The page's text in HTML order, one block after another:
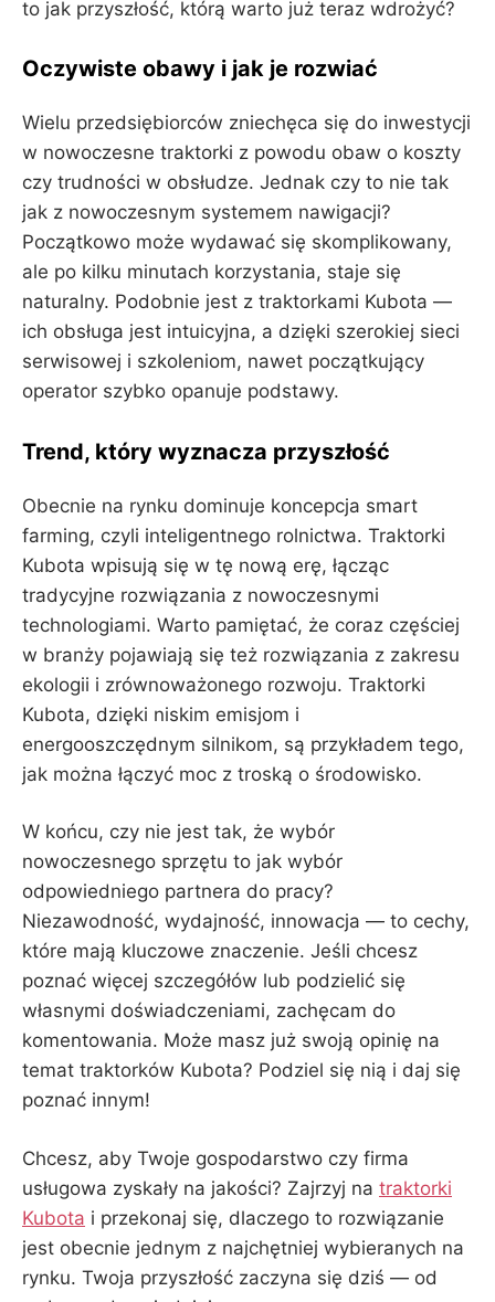
to jak przyszłość, którą warto już teraz wdrożyć?
Oczywiste obawy i jak je rozwiać
Wielu przedsiębiorców zniechęca się do inwestycji
w nowoczesne traktorki z powodu obaw o koszty
czy trudności w obsłudze. Jednak czy to nie tak
jak z nowoczesnym systemem nawigacji?
Początkowo może wydawać się skomplikowany,
ale po kilku minutach korzystania, staje się
naturalny. Podobnie jest z traktorkami Kubota —
ich obsługa jest intuicyjna, a dzięki szerokiej sieci
serwisowej i szkoleniom, nawet początkujący
operator szybko opanuje podstawy.
Trend, który wyznacza przyszłość
Obecnie na rynku dominuje koncepcja smart
farming, czyli inteligentnego rolnictwa. Traktorki
Kubota wpisują się w tę nową erę, łącząc
tradycyjne rozwiązania z nowoczesnymi
technologiami. Warto pamiętać, że coraz częściej
w branży pojawiają się też rozwiązania z zakresu
ekologii i zrównoważonego rozwoju. Traktorki
Kubota, dzięki niskim emisjom i
energooszczędnym silnikom, są przykładem tego,
jak można łączyć moc z troską o środowisko.
W końcu, czy nie jest tak, że wybór
nowoczesnego sprzętu to jak wybór
odpowiedniego partnera do pracy?
Niezawodność, wydajność, innowacja — to cechy,
które mają kluczowe znaczenie. Jeśli chcesz
poznać więcej szczegółów lub podzielić się
własnymi doświadczeniami, zachęcam do
komentowania. Może masz już swoją opinię na
temat traktorków Kubota? Podziel się nią i daj się
poznać innym!
Chcesz, aby Twoje gospodarstwo czy firma
usługowa zyskały na jakości? Zajrzyj na traktorki
Kubota i przekonaj się, dlaczego to rozwiązanie
jest obecnie jednym z najchętniej wybieranych na
rynku. Twoja przyszłość zaczyna się dziś — od